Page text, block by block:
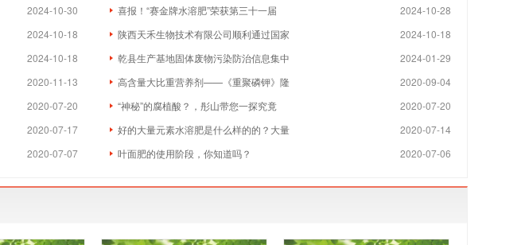
2024-10-30
2024-10-28
喜报！“赛金牌水溶肥”荣获第三十一届
2024-10-18
2024-10-18
陕西天禾生物技术有限公司顺利通过国家
2024-10-18
2024-01-29
乾县生产基地固体废物污染防治信息集中
2020-11-13
2020-09-04
高含量大比重营养剂——《重聚磷钾》隆
2020-07-20
2020-07-20
“神秘”的腐植酸？，彤山带您一探究竟
2020-07-17
2020-07-14
好的大量元素水溶肥是什么样的的？大量
2020-07-07
2020-07-06
叶面肥的使用阶段，你知道吗？